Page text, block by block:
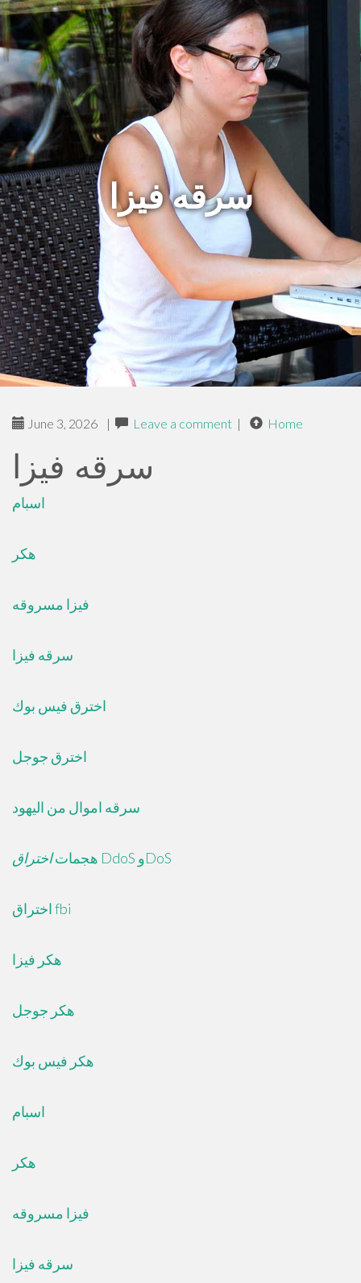
سرقه فيزا
June 3, 2026 | Leave a comment | Home
سرقه فيزا
اسبام
هكر
فيزا مسروقه
سرقه فيزا
اخترق فيس بوك
اخترق جوجل
سرقه اموال من اليهود
هجماتاختراق DdoS وDoS
اختراق fbi
هكر فيزا
هكر جوجل
هكر فيس بوك
اسبام
هكر
فيزا مسروقه
سرقه فيزا